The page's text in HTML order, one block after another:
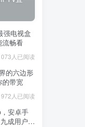
强电视盒
流畅看
人已阅读
的六边形
的带宽
972人已阅读
安卓手
成用户还